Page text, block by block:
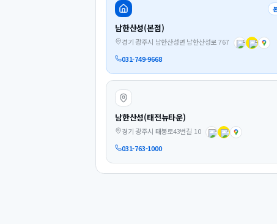
남한산성(본점)
경기 광주시 남한산성면 남한산성로 767
031-749-9668
남한산성(태전뉴타운)
경기 광주시 태봉로43번길 10
031-763-1000